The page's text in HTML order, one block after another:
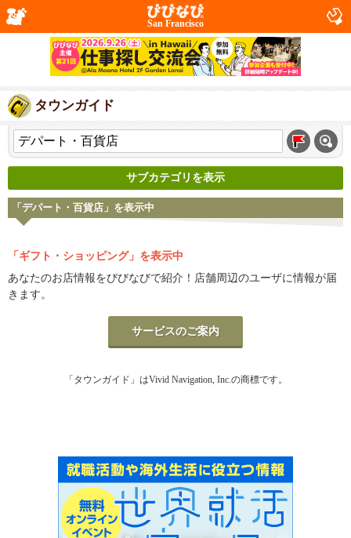
San Francisco
タウンガイド
サブカテゴリを表示
「デパート・百貨店」を表示中
「ギフト・ショッピング」を表示中
あなたのお店情報をびびなびで紹介！店舗周辺のユーザに情報が届
きます。
サービスのご案内
「タウンガイド」はVivid Navigation, Inc.の商標です。